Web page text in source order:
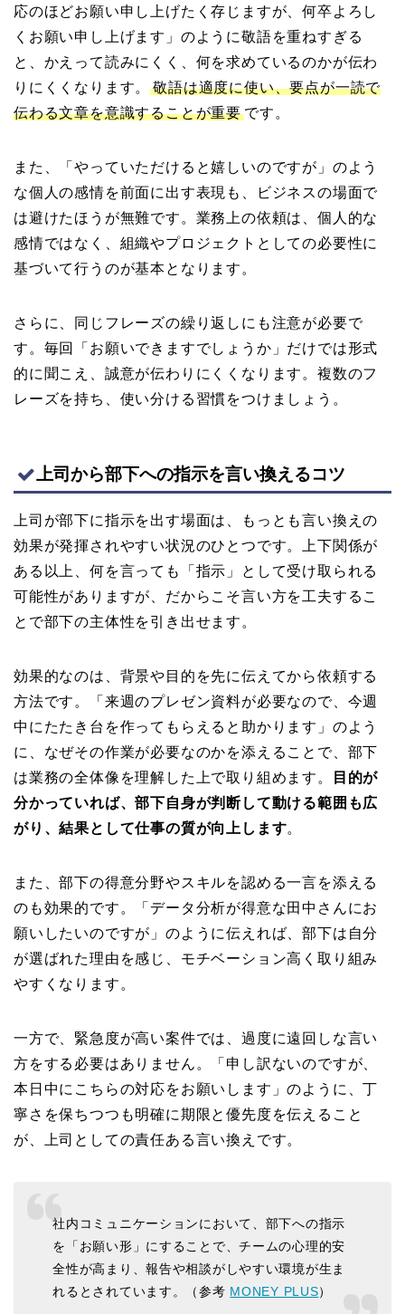
応のほどお願い申し上げたく存じますが、何卒よろし
くお願い申し上げます」のように敬語を重ねすぎる
と、かえって読みにくく、何を求めているのかが伝わ
りにくくなります。敬語は適度に使い、要点が一読で
伝わる文章を意識することが重要 です。
また、「やっていただけると嬉しいのですが」のよう
な個人の感情を前面に出す表現も、ビジネスの場面で
は避けたほうが無難です。業務上の依頼は、個人的な
感情ではなく、組織やプロジェクトとしての必要性に
基づいて行うのが基本となります。
さらに、同じフレーズの繰り返しにも注意が必要で
す。毎回「お願いできますでしょうか」だけでは形式
的に聞こえ、誠意が伝わりにくくなります。複数のフ
レーズを持ち、使い分ける習慣をつけましょう。
上司から部下への指示を言い換えるコツ
上司が部下に指示を出す場面は、もっとも言い換えの
効果が発揮されやすい状況のひとつです。上下関係が
ある以上、何を言っても「指示」として受け取られる
可能性がありますが、だからこそ言い方を工夫するこ
とで部下の主体性を引き出せます。
効果的なのは、背景や目的を先に伝えてから依頼する
方法です。「来週のプレゼン資料が必要なので、今週
中にたたき台を作ってもらえると助かります」のよう
に、なぜその作業が必要なのかを添えることで、部下
は業務の全体像を理解した上で取り組めます。
目的が
分かっていれば、部下自身が判断して動ける範囲も広
がり、結果として仕事の質が向上します。
また、部下の得意分野やスキルを認める一言を添える
のも効果的です。「データ分析が得意な田中さんにお
願いしたいのですが」のように伝えれば、部下は自分
が選ばれた理由を感じ、モチベーション高く取り組み
やすくなります。
一方で、緊急度が高い案件では、過度に遠回しな言い
方をする必要はありません。「申し訳ないのですが、
本日中にこちらの対応をお願いします」のように、丁
寧さを保ちつつも明確に期限と優先度を伝えること
が、上司としての責任ある言い換えです。
社内コミュニケーションにおいて、部下への指示
を「お願い形」にすることで、チームの心理的安
全性が高まり、報告や相談がしやすい環境が生ま
れるとされています。（参考 MONEY PLUS）